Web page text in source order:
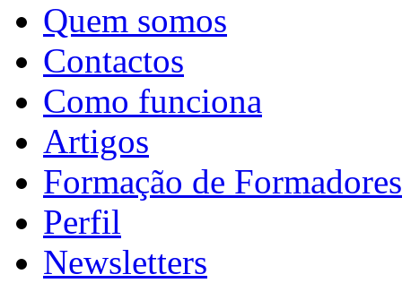
Quem somos
Contactos
Como funciona
Artigos
Formação de Formadores
Perfil
Newsletters